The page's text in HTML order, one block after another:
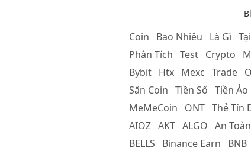
Coin Bao Nhiêu Là Gì
Phân Tích Test Crypto
Bybit Htx Mexc Trade
Săn Coin Tiền Số Tiền Ảo
MeMeCoin
ONT Thẻ Tín
AIOZ AKT ALGO An Toàn
BELLS
Binance Earn BNB